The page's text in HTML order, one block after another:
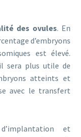
des ovules. En
d’embryons
est élevé.
sera plus utile de
atteints et
avec le transfert
et